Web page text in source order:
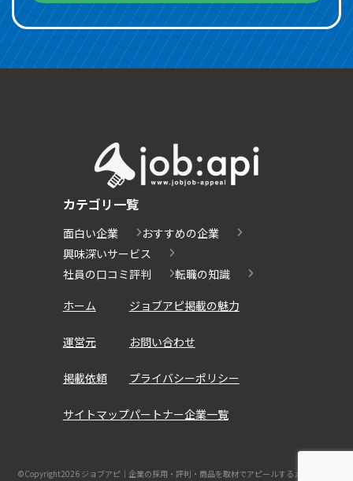
カテゴリ一覧
面白い企業
おすすめの企業
興味深いサービス
社員の口コミ評判
転職の知識
ホーム ジョブアピ掲載の魅力
運営元 お問い合わせ
掲載依頼 プライバシーポリシー
サイトマップパートナー企業一覧
©Copyright2026 ジョブアピ｜企業の採用・評判・商品を取材でアピールするメディア